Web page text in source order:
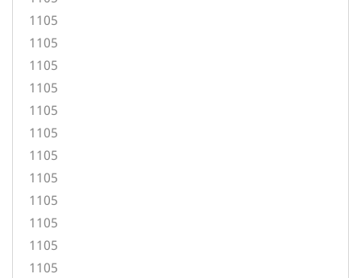
1105
1105
1105
1105
1105
1105
1105
1105
1105
1105
1105
1105